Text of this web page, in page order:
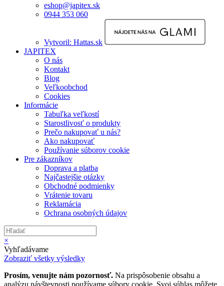
eshop@japitex.sk
0944 353 060
Vytvoril: Hattas.sk
JAPITEX
O nás
Kontakt
Blog
Veľkoobchod
Cookies
Informácie
Tabuľka veľkostí
Starostlivosť o produkty
Prečo nakupovať u nás?
Ako nakupovať
Používanie súborov cookie
Pre zákazníkov
Doprava a platba
Najčastejšie otázky
Obchodné podmienky
Vrátenie tovaru
Reklamácia
Ochrana osobných údajov
×
Vyhľadávame
Zobraziť všetky výsledky
Prosím, venujte nám pozornosť. Na prispôsobenie obsahu a
analýzu návštevnosti používame súbory cookie. Svoj súhlas môžete